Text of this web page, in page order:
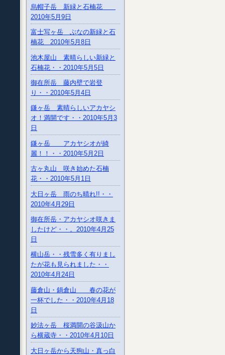
烏帽子岳 新緑と石楠花
2010年5月9日
富士写ヶ岳 ぶなの新緑と石
楠花 2010年5月8日
池木屋山 素晴らしい新緑と
石楠花・・2010年5月5日
御在所岳 藤内壁で岩登
り・・2010年5月4日
鎌ヶ岳 素晴らしいアカヤシ
オ！満開です・・2010年5月3
日
鎌ヶ岳 アカヤシオが綺
麗！！・・2010年5月2日
古ヶ丸山 咲き始めた石楠
花・・2010年5月1日
大日ヶ岳 雨のち晴れ!!・・
2010年4月29日
御在所岳・アカヤシオ咲きま
したけど・・。2010年4月25
日
横山岳・・残雪多く有りまし
たが花も見られました・・
2010年4月24日
藤倉山・鍋倉山 春の花が
一杯でした・・2010年4月18
日
妙法ヶ岳 桜満開の谷汲山か
ら横蔵寺・・2010年4月10日
大日ヶ岳から天狗山・真っ白